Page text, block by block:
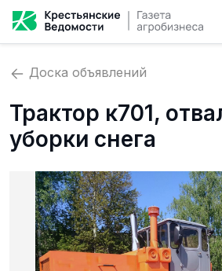
Доска объявлений
Трактор к701,
уборки снега